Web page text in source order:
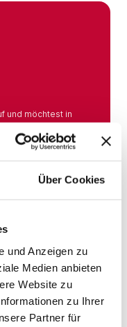
Über Cookies
und Anzeigen zu
Medien anbieten
Website zu
zu Ihrer
Partner für
und möchtest in
Mehr
große Auswahl
sortiert sind,